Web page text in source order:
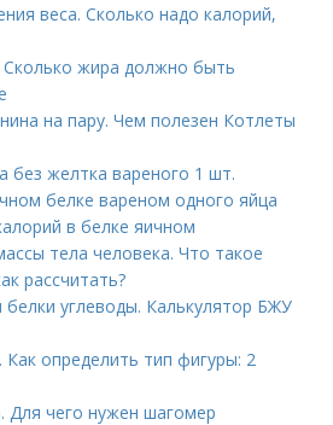
веса. Сколько надо калорий,
Сколько жира должно быть
на пару. Чем полезен Котлеты
без желтка вареного 1 шт.
белке вареном одного яйца
в белке яичном
тела человека. Что такое
рассчитать?
углеводы. Калькулятор БЖУ
Как определить тип фигуры: 2
Для чего нужен шагомер